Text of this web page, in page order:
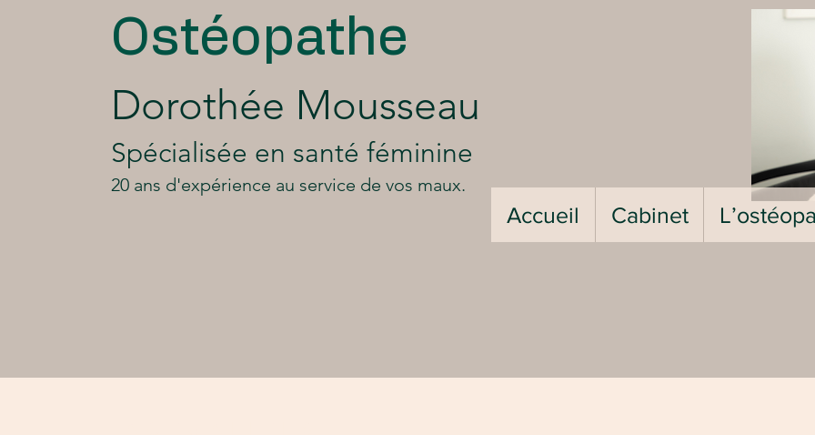
Accueil Cabinet
Ostéopathe
Dorothée Mousseau
Spécialisée en santé féminine
20 ans d'expérience au service de vos maux.